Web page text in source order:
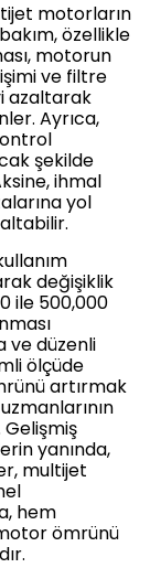
motorların
özellikle
motorun
ve filtre
azaltarak
Ayrıca,
şekilde
ihmal
yol
değişiklik
ile 500,000
ve düzenli
ölçüde
artırmak
yanında,
multijet
hem
ömrünü